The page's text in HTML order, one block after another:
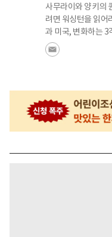
사무라이와 양키의
려면 워싱턴을 읽어
과 미국, 변화하는 3